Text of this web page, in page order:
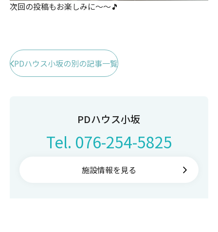
次回の投稿もお楽しみに～～🎵
PDハウス小坂の別の記事一覧
PDハウス小坂
Tel. 076-254-5825
施設情報を見る